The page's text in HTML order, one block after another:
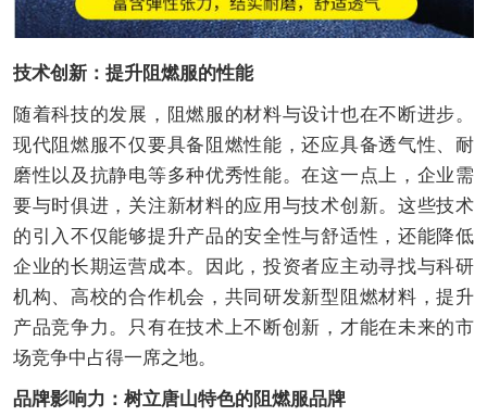
技术创新：提升阻燃服的性能
随着科技的发展，阻燃服的材料与设计也在不断进步。
现代阻燃服不仅要具备阻燃性能，还应具备透气性、耐
磨性以及抗静电等多种优秀性能。在这一点上，企业需
要与时俱进，关注新材料的应用与技术创新。这些技术
的引入不仅能够提升产品的安全性与舒适性，还能降低
企业的长期运营成本。因此，投资者应主动寻找与科研
机构、高校的合作机会，共同研发新型阻燃材料，提升
产品竞争力。只有在技术上不断创新，才能在未来的市
场竞争中占得一席之地。
品牌影响力：树立唐山特色的阻燃服品牌